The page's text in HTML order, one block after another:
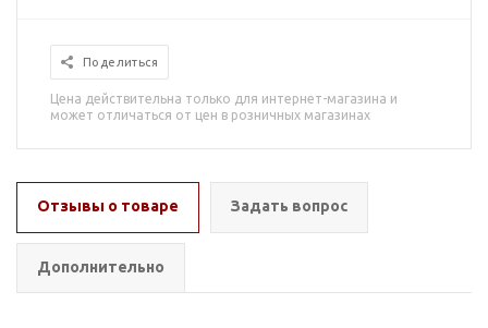
Поделиться
Цена действительна только для интернет-магазина и
может отличаться от цен в розничных магазинах
Отзывы о товаре Задать вопрос
Дополнительно